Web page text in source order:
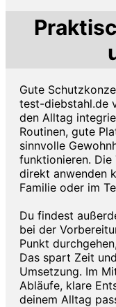
Gute
test-diebstahl.de
den Alltag
Routinen, gute
sinnvolle
funktionieren.
direkt anwenden
Familie oder im
Du findest
bei der
Punkt
Das spart Zeit
Umsetzung. Im
Abläufe, klare
deinem Alltag